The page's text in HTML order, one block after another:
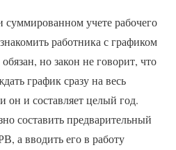
учете рабочего
работника с графиком
но закон не говорит, что
график сразу на весь
он и составляет целый год.
составить предварительный
а вводить его в работу